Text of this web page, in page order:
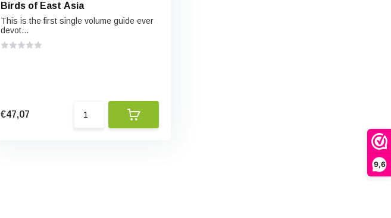
9,6
Birds of East Asia
This is the first single volume guide ever
devot...
€47,07